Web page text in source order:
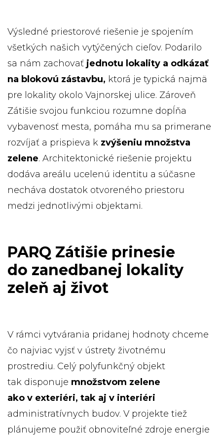
Výsledné priestorové riešenie je spojením
všetkých našich vytýčených cieľov. Podarilo
sa nám zachovať jednotu lokality a odkázať
na blokovú zástavbu, ktorá je typická najmä
pre lokality okolo Vajnorskej ulice. Zároveň
Zátišie svojou funkciou rozumne dopĺňa
vybavenosť mesta, pomáha mu sa primerane
rozvíjať a prispieva k zvýšeniu množstva
zelene. Architektonické riešenie projektu
dodáva areálu ucelenú identitu a súčasne
necháva dostatok otvoreného priestoru
medzi jednotlivými objektami.
PARQ Zátišie prinesie
do zanedbanej lokality
zeleň aj život
V rámci vytvárania pridanej hodnoty chceme
čo najviac vyjsť v ústrety životnému
prostrediu. Celý polyfunkčný objekt
tak disponuje množstvom zelene
ako v exteriéri, tak aj v interiéri
administratívnych budov. V projekte tiež
plánujeme použiť obnoviteľné zdroje energie